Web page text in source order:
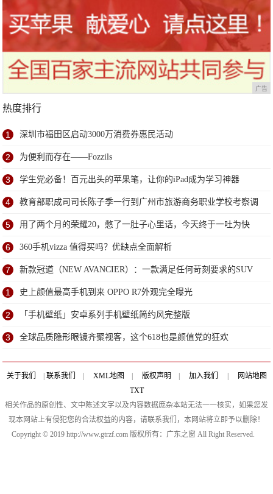
广告
热度排行
1 深圳市福田区启动3000万消费券惠民活动
2 为便利而存在——Fozzils
3 学生党必备！百元出头的苹果笔，让你的iPad成为学习神器
4 教育部职成司司长陈子季一行到广州市旅游商务职业学校考察调
研
5 用了两个月的荣耀20，憋了一肚子心里话，今天终于一吐为快
6 360手机vizza 值得买吗？优缺点全面解析
7 新款冠道（NEW AVANCIER）：一款满足任何苛刻要求的SUV
1 史上颜值最高手机到来 OPPO R7外观完全曝光
2 「手机壁纸」安卓系列手机壁纸简约风完整版
3 全球品质隐形眼镜齐聚视客，这个618也是颜值党的狂欢
关于我们 联系我们 XML地图 版权声明 加入我们
网站地图
TXT
相关作品的原创性、文中陈述文字以及内容数据庞杂本站无法一一核实，如果您发
现本网站上有侵犯您的合法权益的内容，请联系我们，本网站将立即予以删除！
Copyright © 2019 http://www.gtrzf.com 版权所有：广东之窗 All Right Reserved.